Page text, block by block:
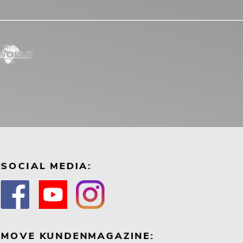
SOCIAL MEDIA:
MOVE KUNDENMAGAZINE: